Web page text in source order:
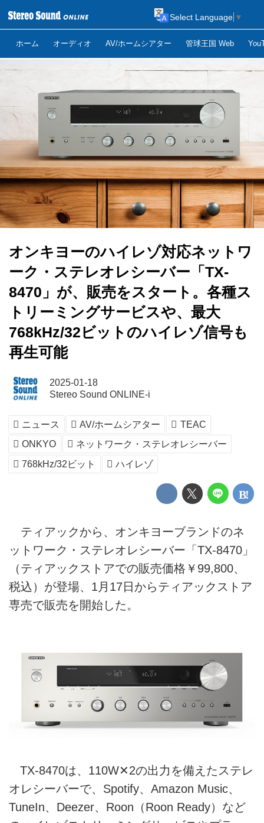
ホーム オーディオ AV/ホームシアター 管球王国 Web
Select Language ▼
オンキヨーのハイレゾ対応ネットワ
ーク・ステレオレシーバー「TX-
8470」が、販売をスタート。各種ス
トリーミングサービスや、最大
768kHz/32ビットのハイレゾ信号も
再生可能
2025-01-18
Stereo Sound ONLINE-i
ニュース AV/ホームシアター
TEAC
ONKYO
ネットワーク・ステレオレシーバー
768kHz/32ビット
ハイレゾ
ティアックから、オンキヨーブランドのネ
ットワーク・ステレオレシーバー「TX-8470」
（ティアックストアでの販売価格￥99,800、
税込）が登場、1月17日からティアックストア
専売で販売を開始した。
TX-8470は、110W✕2の出力を備えたステレ
オレシーバーで、Spotify、Amazon Music、
TuneIn、Deezer、Roon（Roon Ready）など